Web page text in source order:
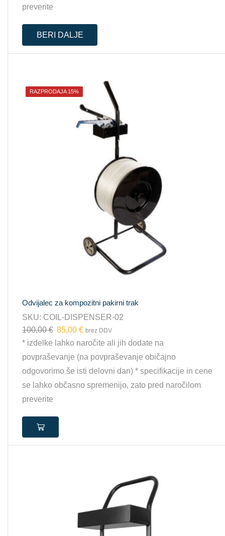
preverite
BERI DALJE
RAZPRODAJA 15%
Odvijalec za kompozitni pakirni trak
SKU: COIL-DISPENSER-02
100,00€ 85,00 € brez DDV
* izdelke lahko naročite ali jih dodate na
povpraševanje (na povpraševanje običajno
odgovorimo še isti delovni dan) * specifikacije in cene
se lahko občasno spremenijo, zato pred naročilom
preverite